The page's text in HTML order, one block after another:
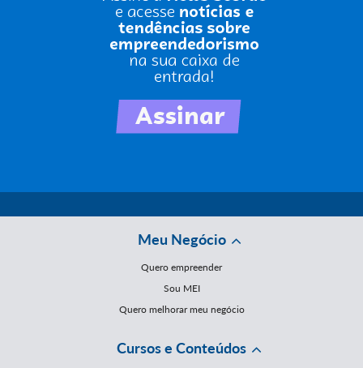
Meu Negócio
Quero empreender
Sou MEI
Quero melhorar meu negócio
Cursos e Conteúdos